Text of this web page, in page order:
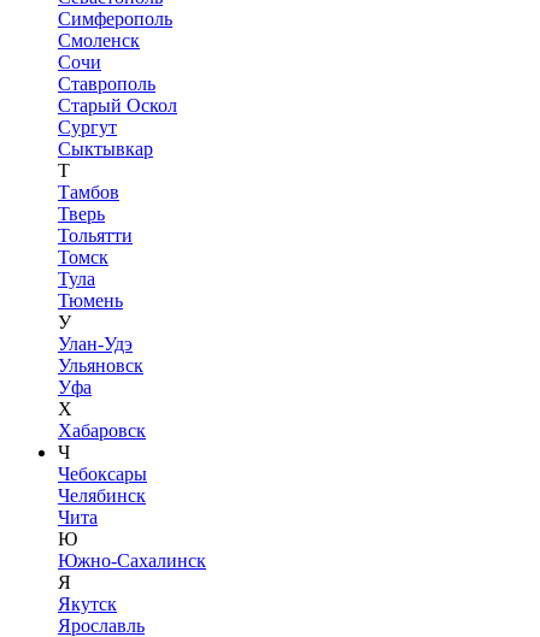
Симферополь
Смоленск
Сочи
Ставрополь
Старый Оскол
Сургут
Сыктывкар
Т
Тамбов
Тверь
Тольятти
Томск
Тула
Тюмень
У
Улан-Удэ
Ульяновск
Уфа
Х
Хабаровск
Ч
Чебоксары
Челябинск
Чита
Ю
Южно-Сахалинск
Я
Якутск
Ярославль